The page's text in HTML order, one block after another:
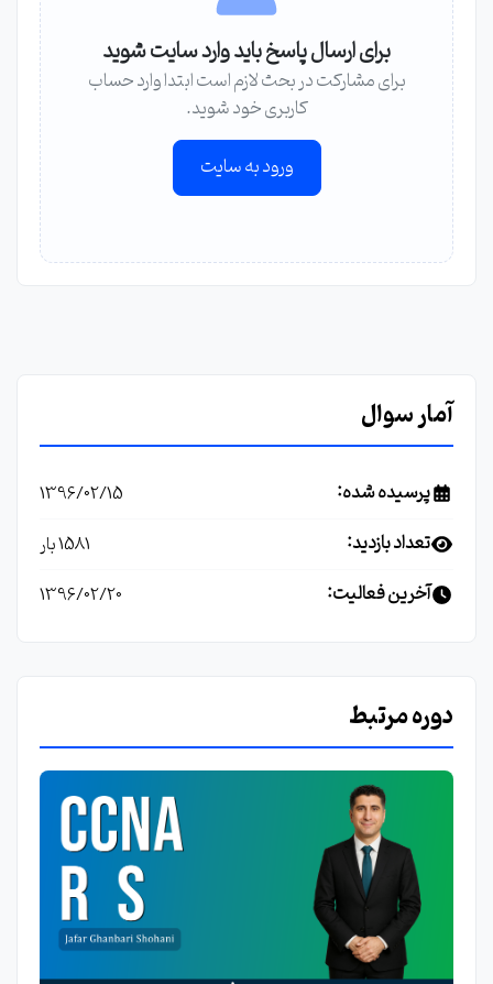
برای ارسال پاسخ باید وارد سایت شوید
برای مشارکت در بحث لازم است ابتدا وارد حساب
کاربری خود شوید.
ورود به سایت
آمار سوال
پرسیده شده: 1396/02/15
تعداد بازدید: 1581 بار
آخرین فعالیت: 1396/02/20
دوره مرتبط